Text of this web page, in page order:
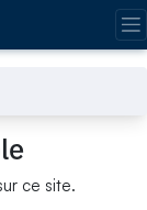
ce site.